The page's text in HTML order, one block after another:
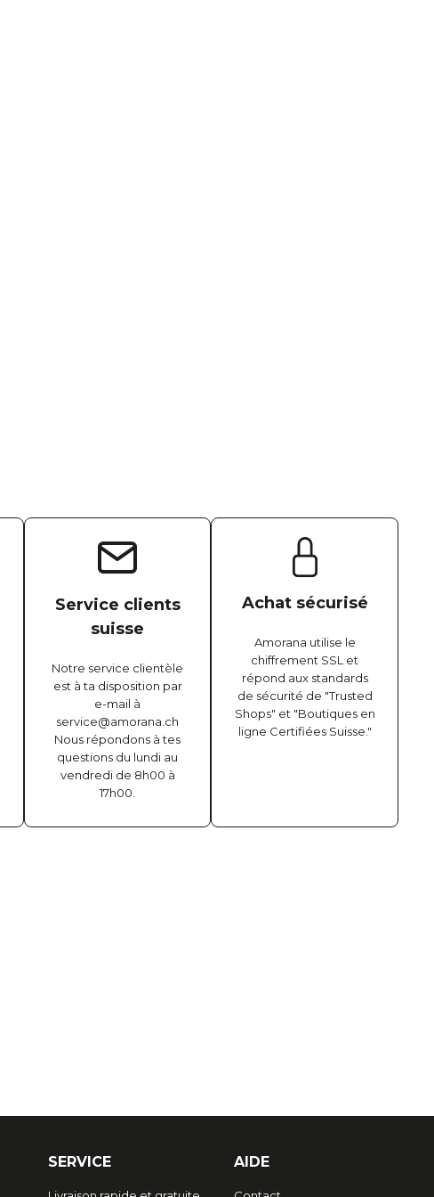
Service clients
suisse
Notre service clientèle
est à ta disposition par
e-mail à
service@amorana.ch
Nous répondons à tes
questions du lundi au
vendredi de 8h00 à
17h00.
Achat sécurisé
Amorana utilise le
chiffrement SSL et
répond aux standards
de sécurité de "Trusted
Shops" et "Boutiques en
ligne Certifiées Suisse."
SERVICE AIDE